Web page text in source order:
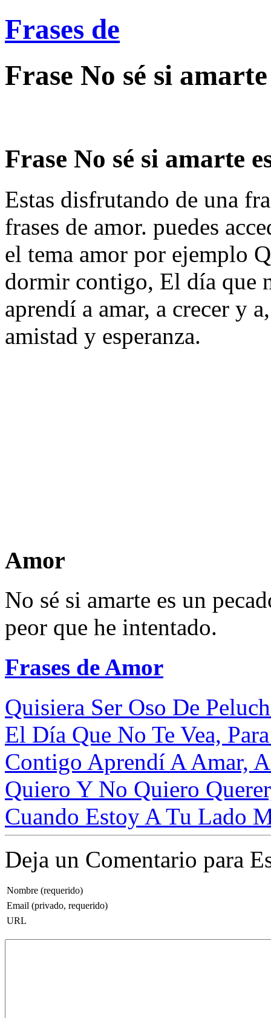
Frases de
Frase No sé si
Frase No sé si amarte
Estas disfrutando de una
frases de amor. puedes
el tema amor por ejemplo
dormir contigo, El día que
aprendí a amar, a crecer y
amistad y esperanza.
Amor
No sé si amarte es un
peor que he intentado.
Frases de Amor
Quisiera Ser Oso De
El Día Que No Te Vea,
Contigo Aprendí A Amar,
Quiero Y No Quiero
Cuando Estoy A Tu Lado
Deja un Comentario para
Nombre (requerido)
Email (privado, requerido)
URL